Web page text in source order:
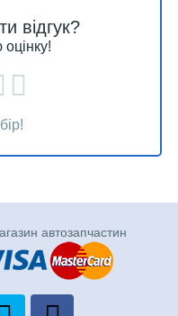
відгук?
автозапчастин